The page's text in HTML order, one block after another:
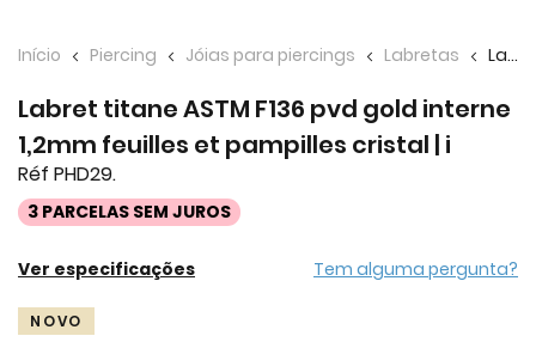
Início Piercing Jóias para piercings Labretas Labret titane ASTM F136 pvd gold interne 1,2mm feuilles et pampilles cristal | i
Labret titane ASTM F136 pvd gold interne
1,2mm feuilles et pampilles cristal | i
Réf PHD29.
3 PARCELAS SEM JUROS
Ver especificações Tem alguma pergunta?
Skip
NOVO